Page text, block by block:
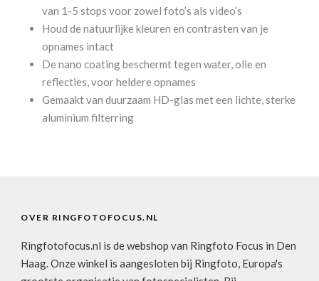
van 1-5 stops voor zowel foto’s als video’s
Houd de natuurlijke kleuren en contrasten van je
opnames intact
De nano coating beschermt tegen water, olie en
reflecties, voor heldere opnames
Gemaakt van duurzaam HD-glas met een lichte, sterke
aluminium filterring
OVER RINGFOTOFOCUS.NL
Ringfotofocus.nl is de webshop van Ringfoto Focus in Den
Haag. Onze winkel is aangesloten bij Ringfoto, Europa's